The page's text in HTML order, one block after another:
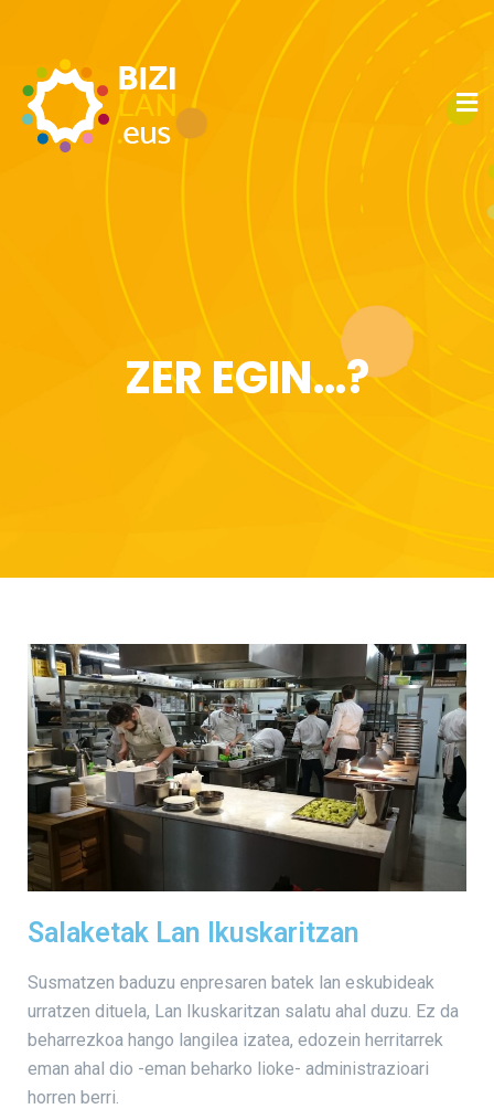
ZER EGIN…?
Salaketak Lan Ikuskaritzan
Susmatzen baduzu enpresaren batek lan eskubideak
urratzen dituela, Lan Ikuskaritzan salatu ahal duzu. Ez da
beharrezkoa hango langilea izatea, edozein herritarrek
eman ahal dio -eman beharko lioke- administrazioari
horren berri.